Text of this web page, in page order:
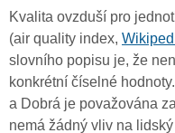
Kvalita ovzduší pro
(air quality index,
slovního popisu je, že
konkrétní číselné
a Dobrá je považována
nemá žádný vliv na